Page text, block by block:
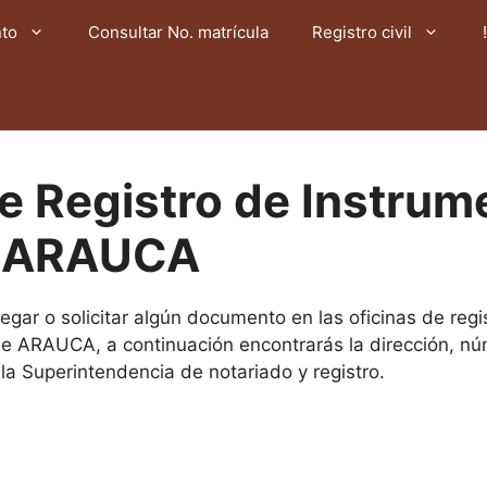
Consultar No. matrícula Registro civil
Registro de
o solicitar algún documento en las oficinas de
ARAUCA, a continuación encontrarás la dirección,
Superintendencia de notariado y registro.